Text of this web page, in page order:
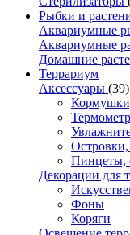
Рыбки и
Аквариумные
Аквариумные
Домашние
Террариум
Аксессуары (39)
Пинцеты,
Декорации для
Фоны
Коряги